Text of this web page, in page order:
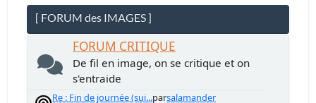
[ FORUM des IMAGES ]
FORUM CRITIQUE
De fil en image, on se critique et on
s'entraide
Re : Fin de journée (sui...parsalamander